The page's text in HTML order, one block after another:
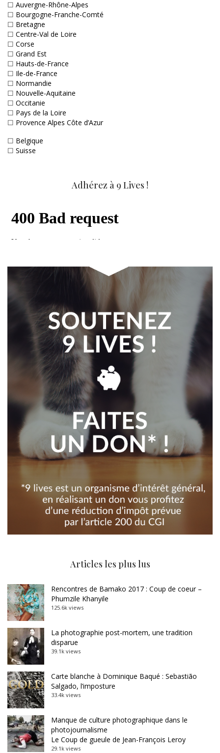
☐ Auvergne-Rhône-Alpes
☐ Bourgogne-Franche-Comté
☐ Bretagne
☐ Centre-Val de Loire
☐ Corse
☐ Grand Est
☐ Hauts-de-France
☐ Ile-de-France
☐ Normandie
☐ Nouvelle-Aquitaine
☐ Occitanie
☐ Pays de la Loire
☐ Provence Alpes Côte d’Azur
☐ Belgique
☐ Suisse
Adhérez à 9 Lives !
Articles les plus lus
Rencontres de Bamako 2017 : Coup de coeur –
Phumzile Khanyile
125.6k views
La photographie post-mortem, une tradition
disparue
39.1k views
Carte blanche à Dominique Baqué : Sebastião
Salgado, l’imposture
33.4k views
Manque de culture photographique dans le
photojournalisme
Le Coup de gueule de Jean-François Leroy
29.1k views